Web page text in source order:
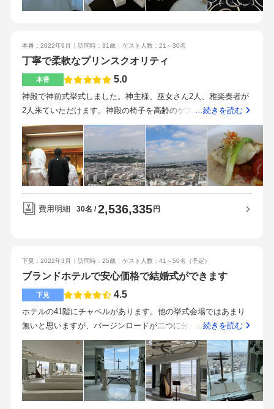
格が良心的です！ケーキを頂きました！シンプルなショートケ
るそうです！新幹線駅真横の大きなホテル！新横浜のシンボル
ホテルです！ベテランのホテルスタッフという感じで安心感が
ある！品がある話し方で若手スタッフのようにゲラゲラ笑わな
層階のチャペル、披露宴会場はおしゃれで素敵！ゲストが年配
の方が多い場合はおすすめです！昔ながらのザ・ホテルウエデ
ィングの為、年配の方の好感度は良いです！だからと言って、
ダサかったり、古臭くなく、チャペル、披露宴会場がおしゃれ
です！
本番：2022年9月 訪問時：31歳 ゲスト人数：21～30名
丁寧で柔軟なプリンスクオリティ
本番 5.0
神殿で神前式挙式しました。神主様、巫女さん2人、雅楽奏者が
2人来ていただけます。神殿の椅子を高齢のゲストに合わせて変
更するなどご対応頂きました。スカイバンケットは42階でとて
も景色が良いです。前室と会場内の両方から景色が楽しめま
す。新婦衣装はかなり差額が出てしまいました。好きな衣装を
着られたので満足です。（最終見積もりには、親族の衣装代・
お支度代の約25万円が含まれています。）近隣エリア限定ブラ
イダルフェア参加で、割引してもらっています。ヘアアクセサ
リー、プリザーブドフラワーのブーケ、ブライダルインナーや
み物も高いコースにしなくても充分でした。新幹線駅から徒歩
数分で便利です。車でも道が込み合いにくく来やすいです。周
囲に高い建物がないので、目印になりやすいです。駐車場も無
料です。プランナーさんは親切かつ柔軟に対応してくださり、
細かい要望にも丁寧に応えてくださいました。衣装屋さん、ヘ
た。プランナーさん始めスタッフさんがみな素晴らしかったで
す。何件かと迷い、フィーリングの一番合ったこちらに決めま
した。とても良い選択でした。
…続きを読む
費用明細 30名 2,536,335円
下見：2022年3月 訪問時：25歳 ゲスト人数：41～50名 （予定）
ブランドホテルで安心価格で結婚式ができます
下見 4.5
ホテルの41階にチャペルがあります。他の挙式会場ではあまり
無いと思いますが、バージンロードが二つに分かれていて、新
郎は右から中央へ、新婦は左から中央へ歩いてくるというかな
り珍しい特徴があります。白を基調としたチャペルで、天井が
低く少し圧迫感がありました。今回紹介していただいた披露宴
会場は、2階にあるゴージャスなシャンデリアと青い絨毯に目を
惹かれる会場でした。窓はないので外の景色を見ることはでき
…続きを読む